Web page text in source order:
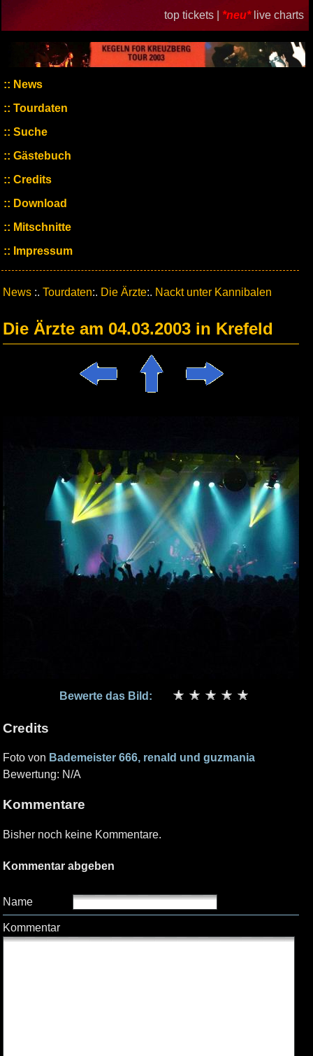
top tickets | *neu* live charts
News
Tourdaten
Suche
Gästebuch
Credits
Download
Mitschnitte
Impressum
News :. Tourdaten:. Die Ärzte:. Nackt unter Kannibalen
Die Ärzte am 04.03.2003 in Krefeld
Bewerte das Bild:
Credits
Foto von Bademeister 666, renald und guzmania
Bewertung: N/A
Kommentare
Bisher noch keine Kommentare.
Kommentar abgeben
Name
Kommentar